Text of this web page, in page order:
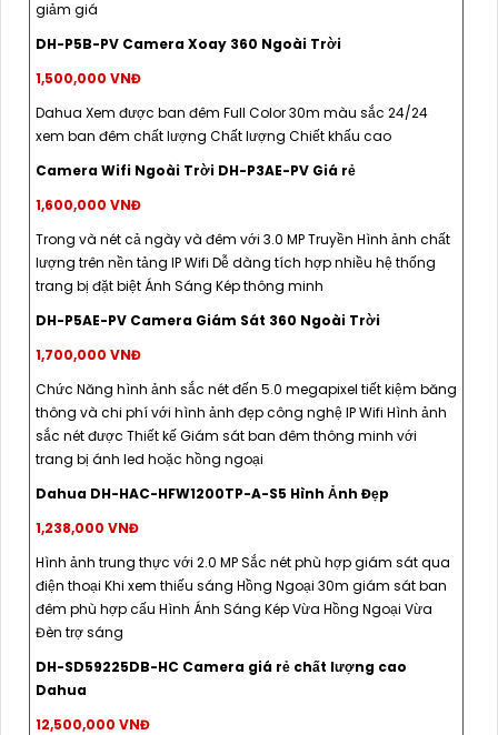
giảm giá
DH-P5B-PV Camera Xoay 360 Ngoài Trời
1,500,000 VNĐ
Dahua Xem được ban đêm Full Color 30m màu sắc 24/24
xem ban đêm chất lượng Chất lượng Chiết khấu cao
Camera Wifi Ngoài Trời DH-P3AE-PV Giá rẻ
1,600,000 VNĐ
Trong và nét cả ngày và đêm với 3.0 MP Truyền Hình ảnh chất
lượng trên nền tảng IP Wifi Dễ dàng tích hợp nhiều hệ thống
trang bị đặt biệt Ánh Sáng Kép thông minh
DH-P5AE-PV Camera Giám Sát 360 Ngoài Trời
1,700,000 VNĐ
Chức Năng hình ảnh sắc nét đến 5.0 megapixel tiết kiệm băng
thông và chi phí với hình ảnh đẹp công nghệ IP Wifi Hình ảnh
sắc nét được Thiết kế Giám sát ban đêm thông minh với
trang bị ánh led hoặc hồng ngoại
Dahua DH-HAC-HFW1200TP-A-S5 Hình Ảnh Đẹp
1,238,000 VNĐ
Hình ảnh trung thực với 2.0 MP Sắc nét phù hợp giám sát qua
điện thoại Khi xem thiếu sáng Hồng Ngoại 30m giám sát ban
đêm phù hợp cấu Hình Ánh Sáng Kép Vừa Hồng Ngoại Vừa
Đèn trợ sáng
DH-SD59225DB-HC Camera giá rẻ chất lượng cao
Dahua
12,500,000 VNĐ